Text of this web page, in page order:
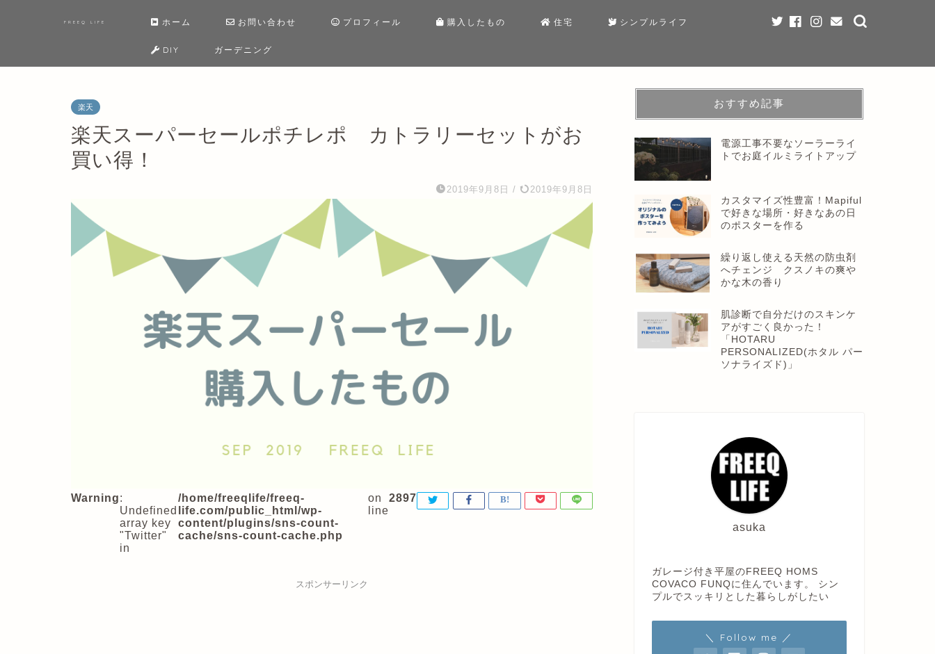
FREEQ LIFE ホーム お問い合わせ プロフィール 購入したもの 住宅 シンプルライフ
DIY ガーデニング
楽天
楽天スーパーセールポチレポ カトラリーセットがお
買い得！
2019年9月8日 / 2019年9月8日
Warning:
Undefined
array key
"Twitter"
in
/home/freeqlife/freeq-
life.com/public_html/wp-
content/plugins/sns-count-
cache/sns-count-cache.php
on
line
2897
スポンサーリンク
おすすめ記事
電源工事不要なソーラーライ
トでお庭イルミライトアップ
カスタマイズ性豊富！Mapiful
で好きな場所・好きなあの日
のポスターを作る
繰り返し使える天然の防虫剤
へチェンジ クスノキの爽や
かな木の香り
肌診断で自分だけのスキンケ
アがすごく良かった！
「HOTARU
PERSONALIZED(ホタル パー
ソナライズド)」
asuka
ガレージ付き平屋のFREEQ HOMS
COVACO FUNQに住んでいます。 シン
プルでスッキリとした暮らしがしたい
＼ Follow me ／